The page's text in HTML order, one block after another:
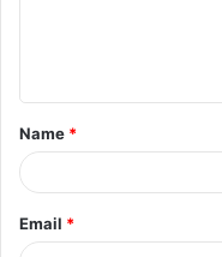
t
*
Name *
Email *